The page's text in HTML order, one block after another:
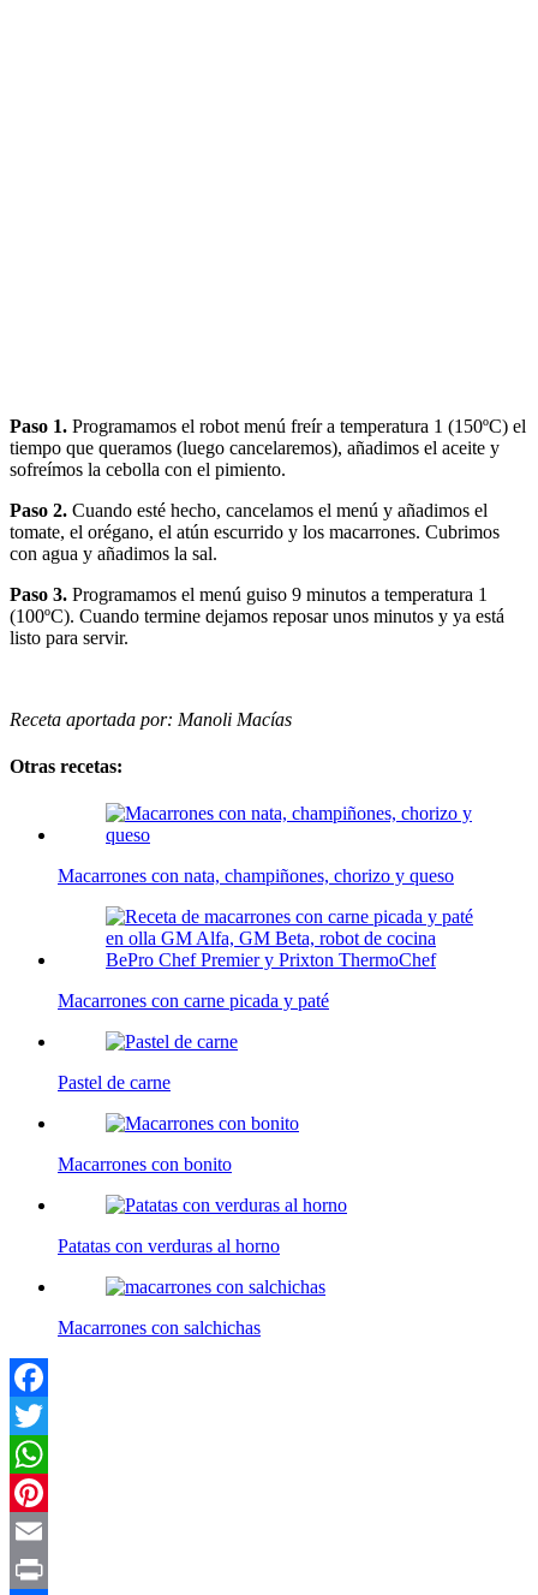
Paso 1. Programamos el robot menú freír a temperatura 1 (150ºC) el
tiempo que queramos (luego cancelaremos), añadimos el aceite y
sofreímos la cebolla con el pimiento.
Paso 2. Cuando esté hecho, cancelamos el menú y añadimos el
tomate, el orégano, el atún escurrido y los macarrones. Cubrimos
con agua y añadimos la sal.
Paso 3. Programamos el menú guiso 9 minutos a temperatura 1
(100ºC). Cuando termine dejamos reposar unos minutos y ya está
listo para servir.
Receta aportada por: Manoli Macías
Otras recetas:
Macarrones con nata, champiñones, chorizo y queso
Macarrones con carne picada y paté
Pastel de carne
Macarrones con bonito
Patatas con verduras al horno
Macarrones con salchichas
Facebook
Twitter
WhatsApp
Pinterest
Email